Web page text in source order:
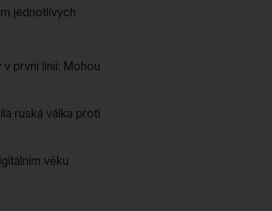
jednotlivých
první linii: Mohou
ruská válka proti
věku